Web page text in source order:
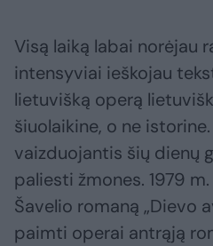
Visą laiką labai norėjau
intensyviai ieškojau
lietuvišką operą
šiuolaikine, o ne
vaizduojantis šių dienų
paliesti žmones. 1979
Šavelio romaną „Dievo
paimti operai antrąją